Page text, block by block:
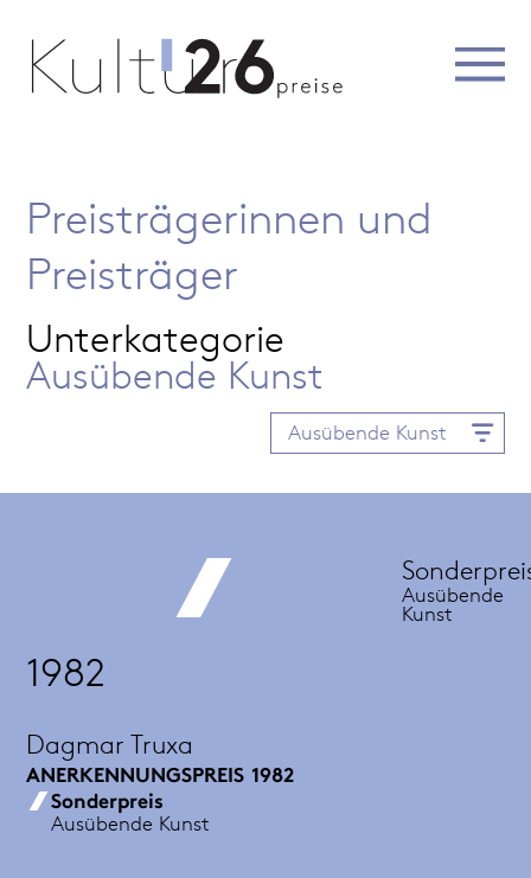
Preisträgerinnen und
Preisträger
Unterkategorie
Ausübende Kunst
Ausübende Kunst
Ausübende
Kunst
1982
Dagmar Truxa
ANERKENNUNGSPREIS 1982
Sonderpreis
Ausübende Kunst